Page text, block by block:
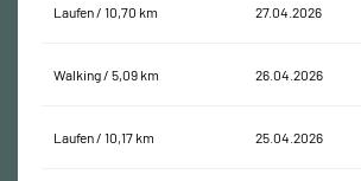
Laufen / 10,70 km 27.04.2026
Walking / 5,09 km 26.04.2026
Laufen / 10,17 km 25.04.2026